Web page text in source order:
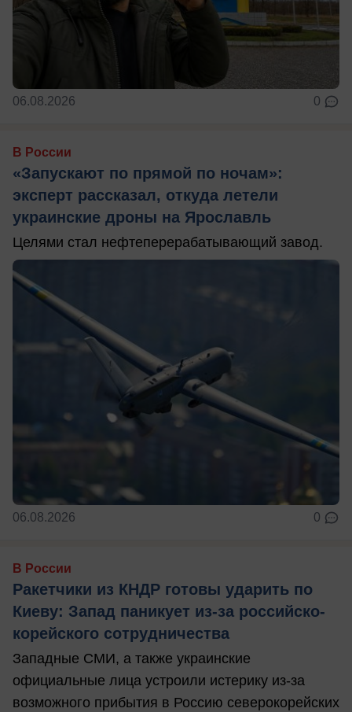
06.08.2026 0
В России
«Запускают по прямой по ночам»:
эксперт рассказал, откуда летели
украинские дроны на Ярославль
Целями стал нефтеперерабатывающий завод.
06.08.2026 0
В России
Ракетчики из КНДР готовы ударить по
Киеву: Запад паникует из-за российско-
корейского сотрудничества
Западные СМИ, а также украинские
официальные лица устроили истерику из-за
возможного прибытия в Россию северокорейских